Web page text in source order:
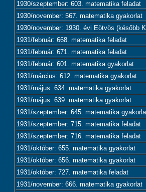
1930/szeptember: 603. matematika feladat
1930/november: 567. matematika gyakorlat
1930/november: 1930. évi Eötvös (később
1931/február: 668. matematika feladat
1931/február: 671. matematika feladat
1931/február: 601. matematika gyakorlat
1931/március: 612. matematika gyakorlat
1931/május: 634. matematika gyakorlat
1931/május: 639. matematika gyakorlat
1931/szeptember: 645. matematika
1931/szeptember: 715. matematika feladat
1931/szeptember: 716. matematika feladat
1931/október: 655. matematika gyakorlat
1931/október: 656. matematika gyakorlat
1931/október: 727. matematika feladat
1931/november: 666. matematika gyakorlat